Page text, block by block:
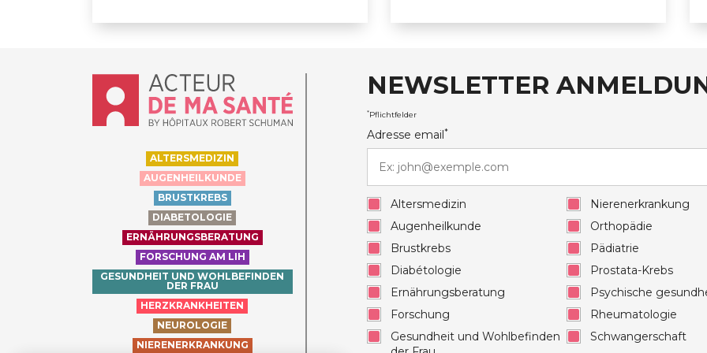
Accueil - Acteur de ma santé, by HôpitauxRobert Schuman
ALTERSMEDIZIN
AUGENHEILKUNDE
BRUSTKREBS
DIABETOLOGIE
ERNÄHRUNGSBERATUNG
FORSCHUNG AM LIH
GESUNDHEIT UND WOHLBEFINDEN
DER FRAU
HERZKRANKHEITEN
NEUROLOGIE
NIERENERKRANKUNG
NEWSLETTER
*Pflichtfelder
Adresse email*
Altersmedizin
Augenheilkunde
Brustkrebs
Diabétologie
Ernährungsberatung
Forschung
Gesundheit und Wohlbefinden
Nierenerkrankung
Orthopädie
Pädiatrie
Prostata-Krebs
Psychische
Rheumatologie
Schwangerschaft